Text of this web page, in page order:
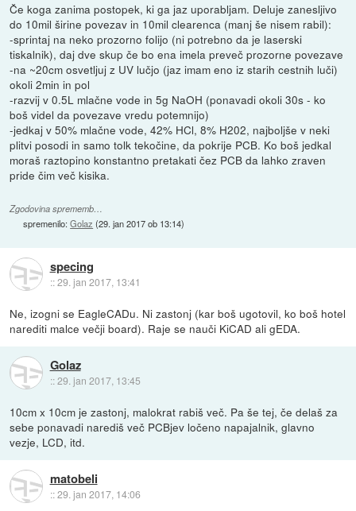
Če koga zanima postopek, ki ga jaz uporabljam. Deluje zanesljivo
do 10mil širine povezav in 10mil clearenca (manj še nisem rabil):
-sprintaj na neko prozorno folijo (ni potrebno da je laserski
tiskalnik), daj dve skup če bo ena imela preveč prozorne povezave
-na ~20cm osvetljuj z UV lučjo (jaz imam eno iz starih cestnih luči)
okoli 2min in pol
-razvij v 0.5L mlačne vode in 5g NaOH (ponavadi okoli 30s - ko
boš videl da povezave vredu potemnijo)
-jedkaj v 50% mlačne vode, 42% HCl, 8% H202, najboljše v neki
plitvi posodi in samo tolk tekočine, da pokrije PCB. Ko boš jedkal
moraš raztopino konstantno pretakati čez PCB da lahko zraven
pride čim več kisika.
Zgodovina sprememb…
spremenilo:Golaz (29. jan 2017 ob 13:14)
specing
::29. jan 2017, 13:41
Ne, izogni se EagleCADu. Ni zastonj (kar boš ugotovil, ko boš hotel
narediti malce večji board). Raje se nauči KiCAD ali gEDA.
Golaz
::29. jan 2017, 13:45
10cm x 10cm je zastonj, malokrat rabiš več. Pa še tej, če delaš za
sebe ponavadi narediš več PCBjev ločeno napajalnik, glavno
vezje, LCD, itd.
matobeli
::29. jan 2017, 14:06